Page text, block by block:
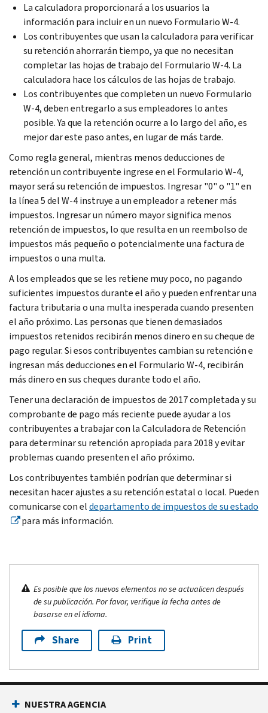
La calculadora proporcionará a los usuarios la
información para incluir en un nuevo Formulario W-4.
Los contribuyentes que usan la calculadora para verificar
su retención ahorrarán tiempo, ya que no necesitan
completar las hojas de trabajo del Formulario W-4. La
calculadora hace los cálculos de las hojas de trabajo.
Los contribuyentes que completen un nuevo Formulario
W-4, deben entregarlo a sus empleadores lo antes
posible. Ya que la retención ocurre a lo largo del año, es
mejor dar este paso antes, en lugar de más tarde.
Como regla general, mientras menos deducciones de
retención un contribuyente ingrese en el Formulario W-4,
mayor será su retención de impuestos. Ingresar "0" o "1" en
la línea 5 del W-4 instruye a un empleador a retener más
impuestos. Ingresar un número mayor significa menos
retención de impuestos, lo que resulta en un reembolso de
impuestos más pequeño o potencialmente una factura de
impuestos o una multa.
A los empleados que se les retiene muy poco, no pagando
suficientes impuestos durante el año y pueden enfrentar una
factura tributaria o una multa inesperada cuando presenten
el año próximo. Las personas que tienen demasiados
impuestos retenidos recibirán menos dinero en su cheque de
pago regular. Si esos contribuyentes cambian su retención e
ingresan más deducciones en el Formulario W-4, recibirán
más dinero en sus cheques durante todo el año.
Tener una declaración de impuestos de 2017 completada y su
comprobante de pago más reciente puede ayudar a los
contribuyentes a trabajar con la Calculadora de Retención
para determinar su retención apropiada para 2018 y evitar
problemas cuando presenten el año próximo.
Los contribuyentes también podrían que determinar si
necesitan hacer ajustes a su retención estatal o local. Pueden
comunicarse con eldepartamento de impuestos de su estado
para más información.
Es posible que los nuevos elementos no se actualicen después
de su publicación. Por favor, verifique la fecha antes de
basarse en el idioma.
Share Print
NUESTRA AGENCIA